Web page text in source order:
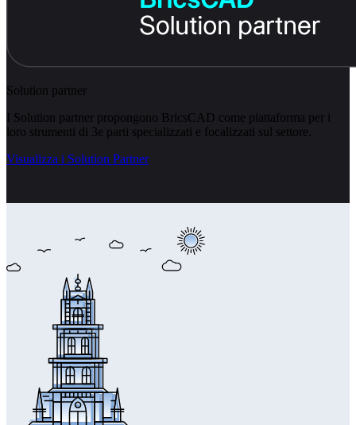
Solution partner
I Solution partner propongono BricsCAD come piattaforma per i
loro strumenti di 3e parti specializzati e focalizzati sul settore.
Visualizza i Solution Partner